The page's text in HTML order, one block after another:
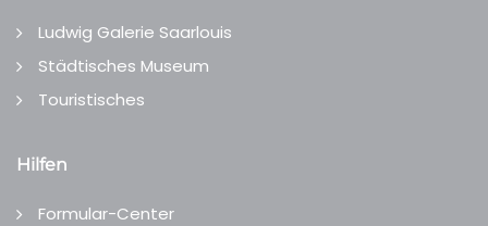
Ludwig Galerie Saarlouis
Städtisches Museum
Touristisches
Hilfen
Formular-Center